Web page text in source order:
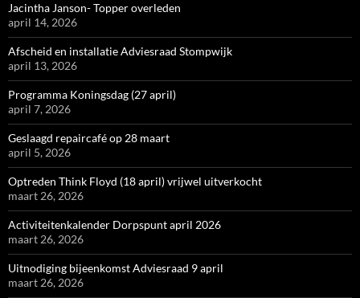
Jacintha Janson- Topper overleden
april 14, 2026
Afscheid en installatie Adviesraad Stompwijk
april 13, 2026
Programma Koningsdag (27 april)
april 7, 2026
Geslaagd repaircafé op 28 maart
april 5, 2026
Optreden Think Floyd (18 april) vrijwel uitverkocht
maart 26, 2026
Activiteitenkalender Dorpspunt april 2026
maart 26, 2026
Uitnodiging bijeenkomst Adviesraad 9 april
maart 26, 2026